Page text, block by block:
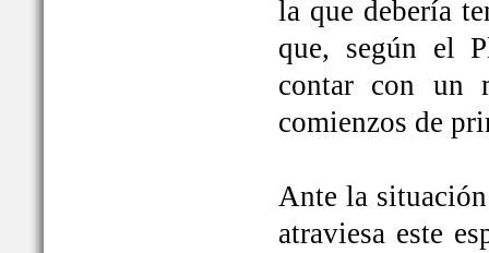
la que debería
que, según el
contar con un
comienzos de
Ante la
atraviesa este